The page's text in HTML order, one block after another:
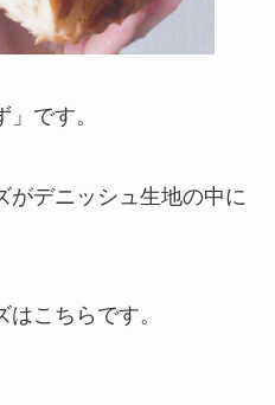
です。
がデニッシュ生地の中に
こちらです。